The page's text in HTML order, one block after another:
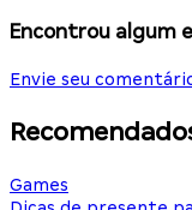
Encontrou algum
Envie seu
Games